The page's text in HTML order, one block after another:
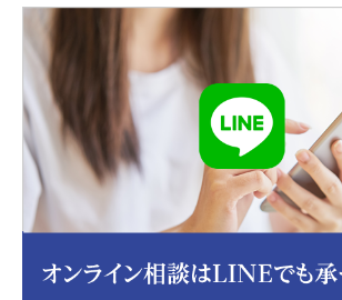
秘密情報とは、お客様から提供された
に関連する情報であって、営業上、技
上、その他有益な情報及び秘密とされ
いいます。但し、そのうち次の各号の
は除外いたします。
① 開示時にすでに正当に保持していた
② すでに公知であった情報
③ 責めに帰すべき事由によらず公知と
④ 書面によって事前に承諾した情報